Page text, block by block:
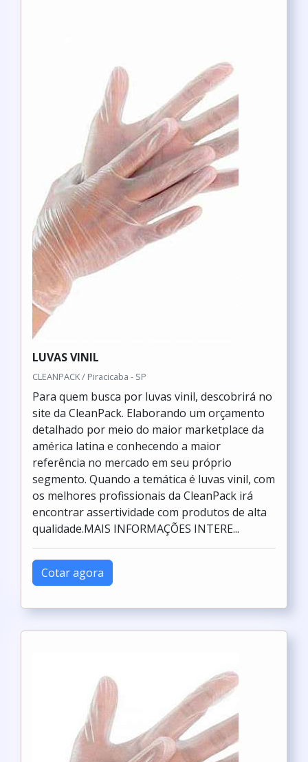
LUVAS VINIL
CLEANPACK / Piracicaba - SP
Para quem busca por luvas vinil, descobrirá no
site da CleanPack. Elaborando um orçamento
detalhado por meio do maior marketplace da
américa latina e conhecendo a maior
referência no mercado em seu próprio
segmento. Quando a temática é luvas vinil, com
os melhores profissionais da CleanPack irá
encontrar assertividade com produtos de alta
qualidade.MAIS INFORMAÇÕES INTERE...
Cotar agora